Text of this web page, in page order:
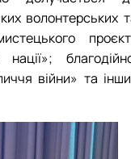
волонтерських
війни» та